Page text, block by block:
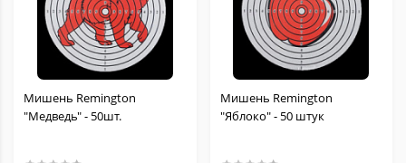
Мишень Remington
"Медведь" - 50шт.
Мишень Remington
"Яблоко" - 50 штук